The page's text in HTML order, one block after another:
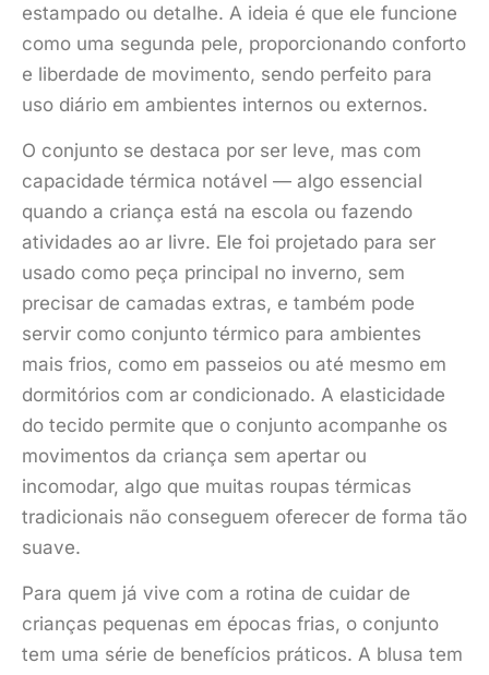
estampado ou detalhe. A ideia é que ele funcione
como uma segunda pele, proporcionando conforto
e liberdade de movimento, sendo perfeito para
uso diário em ambientes internos ou externos.
O conjunto se destaca por ser leve, mas com
capacidade térmica notável — algo essencial
quando a criança está na escola ou fazendo
atividades ao ar livre. Ele foi projetado para ser
usado como peça principal no inverno, sem
precisar de camadas extras, e também pode
servir como conjunto térmico para ambientes
mais frios, como em passeios ou até mesmo em
dormitórios com ar condicionado. A elasticidade
do tecido permite que o conjunto acompanhe os
movimentos da criança sem apertar ou
incomodar, algo que muitas roupas térmicas
tradicionais não conseguem oferecer de forma tão
suave.
Para quem já vive com a rotina de cuidar de
crianças pequenas em épocas frias, o conjunto
tem uma série de benefícios práticos. A blusa tem